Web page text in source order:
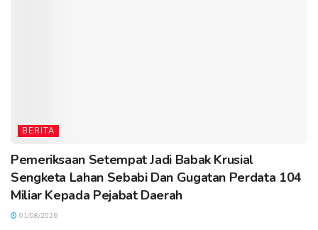
BERITA
Pemeriksaan Setempat Jadi Babak Krusial
Sengketa Lahan Sebabi Dan Gugatan Perdata 104
Miliar Kepada Pejabat Daerah
01/08/2026